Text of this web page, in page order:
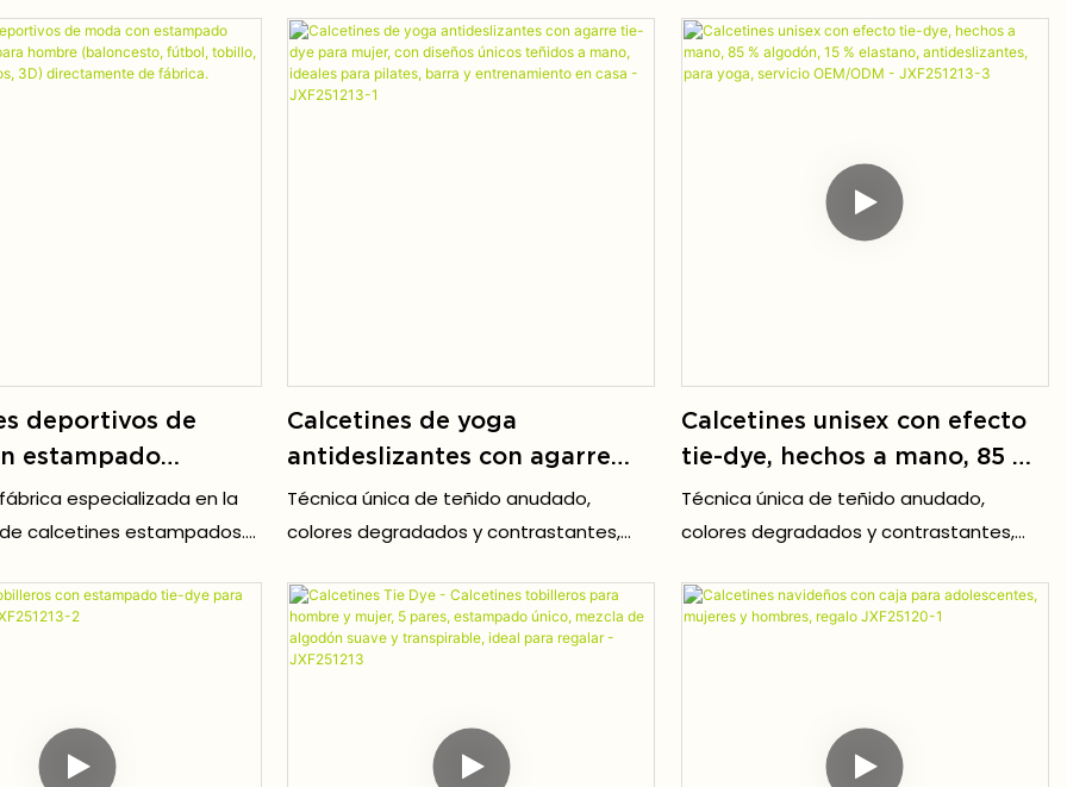
casual.los dedos,
y las ampollas
todo el día.
deportivos de
estampado
para hombre
fútbol, ​​tobillo,
de fábrica.
especializada en la
calcetines estampados.
definición, los diseños son
y de colores
Calcetines de yoga
antideslizantes con agarre
tie-dye para mujer, con
diseños únicos teñidos a
barra y entrenamiento en
casa - JXF251213-1
Técnica única de teñido anudado,
colores degradados y contrastantes,
ropa urbana, estilo retro o vibraciones
Y2K.
Calcetines unisex con efecto
tie-dye, hechos a mano, 85 %
algodón, 15 % elastano,
antideslizantes, para yoga,
JXF251213-3
Técnica única de teñido anudado,
colores degradados y contrastantes,
ropa urbana, estilo retro o vibraciones
Y2K.